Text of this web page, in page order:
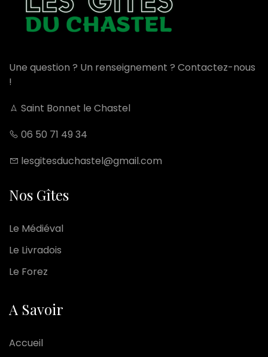
Une question ? Un renseignement ? Contactez-nous
!
Saint Bonnet le Chastel
06 50 71 49 34
lesgitesduchastel@gmail.com
Nos Gîtes
Le Médiéval
Le Livradois
Le Forez
A Savoir
Accueil